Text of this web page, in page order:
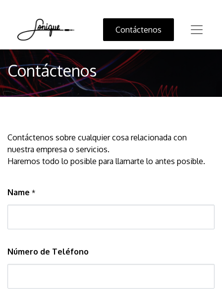
Contáctenos
Contáctenos
Contáctenos sobre cualquier cosa relacionada con
nuestra empresa o servicios.
Haremos todo lo posible para llamarte lo antes posible.
Name *
Número de Teléfono